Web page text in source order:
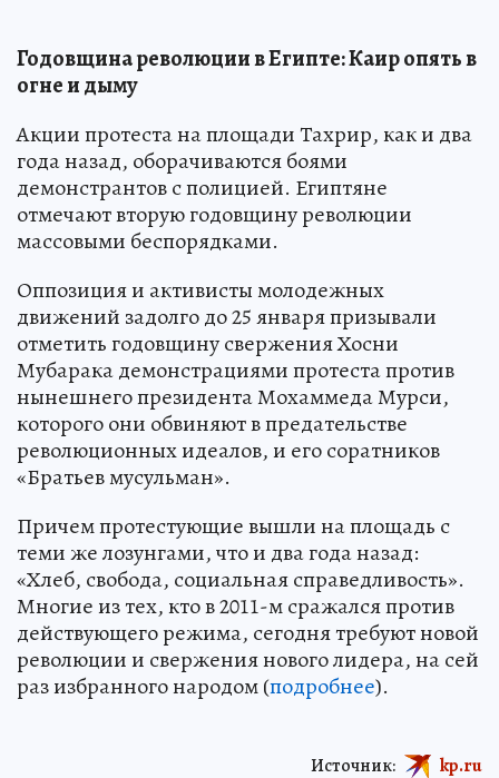
Годовщина революции в Египте: Каир опять в
огне и дыму
Акции протеста на площади Тахрир, как и два
года назад, оборачиваются боями
демонстрантов с полицией. Египтяне
отмечают вторую годовщину революции
массовыми беспорядками.
Оппозиция и активисты молодежных
движений задолго до 25 января призывали
отметить годовщину свержения Хосни
Мубарака демонстрациями протеста против
нынешнего президента Мохаммеда Мурси,
которого они обвиняют в предательстве
революционных идеалов, и его соратников
«Братьев мусульман».
Причем протестующие вышли на площадь с
теми же лозунгами, что и два года назад:
«Хлеб, свобода, социальная справедливость».
Многие из тех, кто в 2011-м сражался против
действующего режима, сегодня требуют новой
революции и свержения нового лидера, на сей
раз избранного народом (подробнее).
Источник: kp.ru